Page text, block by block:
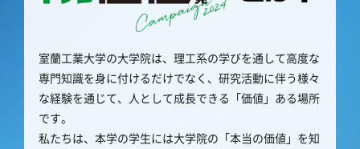
室蘭工業大学の大学院は、理工系の学びを通して高度な
専門知識を身に付けるだけでなく、研究活動に伴う様々
な経験を通じて、人として成長できる「価値」ある場所
です。
私たちは、本学の学生には大学院の「本当の価値」を知